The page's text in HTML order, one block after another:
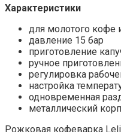
Характеристики
для молотого кофе
давление 15 бар
приготовление
ручное
регулировка
настройка
одновременная
металлический
Рожковая кофеварка